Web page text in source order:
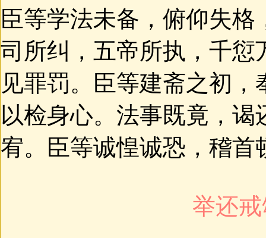
臣等学法未备，俯仰失
司所纠，五帝所执，千
见罪罚。臣等建斋之初
以检身心。法事既竟，
宥。臣等诚惶诚恐，稽首
举还